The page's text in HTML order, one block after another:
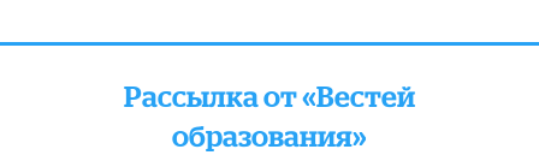
Рассылка от «Вестей
образования»